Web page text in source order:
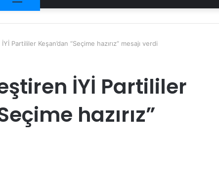
Partililer Keşan’dan “Seçime hazırız” mesajı verdi
İYİ Partililer
hazırız”